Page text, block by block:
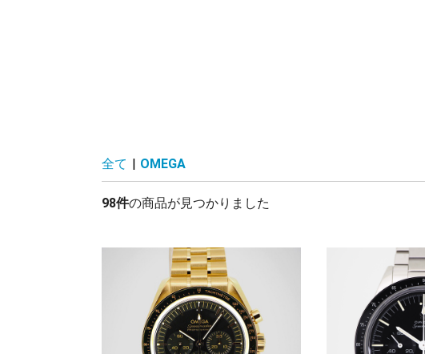
全て | OMEGA
98件の商品が見つかりました